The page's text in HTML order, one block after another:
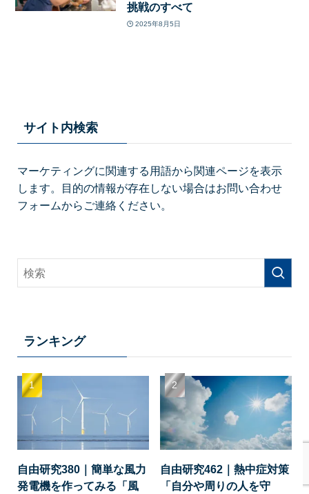
挑戦のすべて
2025年8月5日
サイト内検索
マーケティングに関連する用語から関連ページを表示
します。目的の情報が存在しない場合はお問い合わせ
フォームからご連絡ください。
ランキング
自由研究380｜簡単な風力
発電機を作ってみる「風
自由研究462｜熱中症対策
「自分や周りの人を守